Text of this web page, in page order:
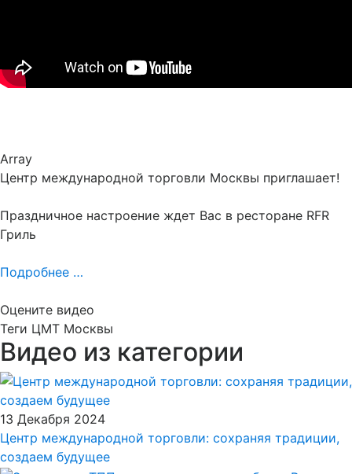
Array
Центр международной торговли Москвы приглашает!
Праздничное настроение ждет Вас в ресторане RFR
Гриль
Подробнее …
Оцените видео
Теги ЦМТ Москвы
Видео из категории
13 Декабря 2024
Центр международной торговли: сохраняя традиции,
создаем будущее